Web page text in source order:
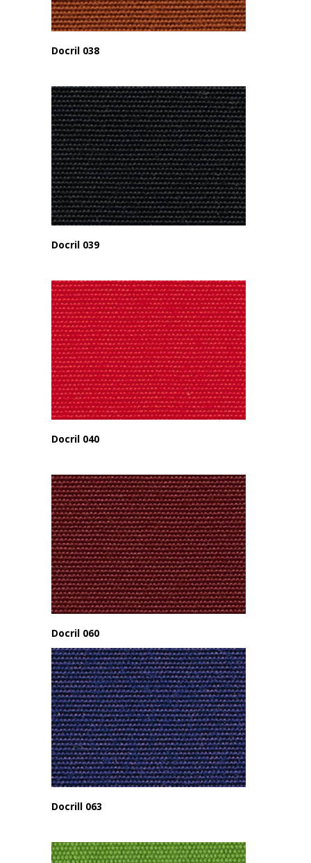
Docril 038
Docril 039
Docril 040
Docril 060
Docrill 063